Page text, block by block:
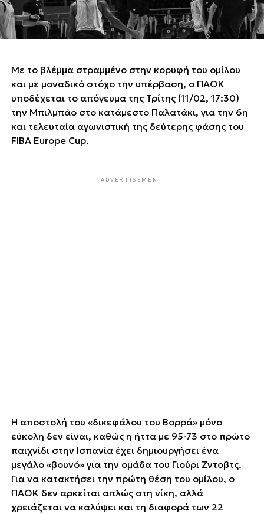
Με το βλέμμα στραμμένο στην κορυφή του ομίλου
και με μοναδικό στόχο την υπέρβαση, ο ΠΑΟΚ
υποδέχεται το απόγευμα της Τρίτης (11/02, 17:30)
την Μπιλμπάο στο κατάμεστο Παλατάκι, για την 6η
και τελευταία αγωνιστική της δεύτερης φάσης του
FIBA Europe Cup.
ADVERTISEMENT
Η αποστολή του «δικεφάλου του Βορρά» μόνο
εύκολη δεν είναι, καθώς η ήττα με 95-73 στο πρώτο
παιχνίδι στην Ισπανία έχει δημιουργήσει ένα
μεγάλο «βουνό» για την ομάδα του Γιούρι Ζντοβτς.
Για να κατακτήσει την πρώτη θέση του ομίλου, ο
ΠΑΟΚ δεν αρκείται απλώς στη νίκη, αλλά
χρειάζεται να καλύψει και τη διαφορά των 22